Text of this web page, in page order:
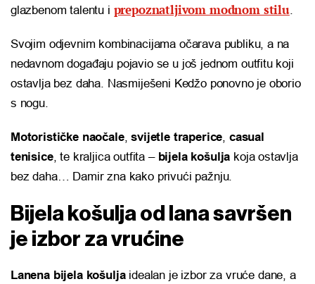
glazbenom talentu i prepoznatljivom modnom stilu.
Svojim odjevnim kombinacijama očarava publiku, a na
nedavnom događaju pojavio se u još jednom outfitu koji
ostavlja bez daha. Nasmiješeni Kedžo ponovno je oborio
s nogu.
Motorističke naočale,svijetle traperice, casual
tenisice, te kraljica outfita – bijela košulja koja ostavlja
bez daha… Damir zna kako privući pažnju.
Bijela košulja od lana savršen
je izbor za vrućine
Lanena bijela košuljaidealan je izbor za vruće dane, a